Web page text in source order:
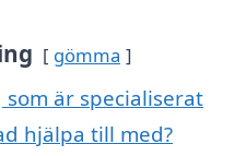
gömma
är specialiserat
hjälpa till med?